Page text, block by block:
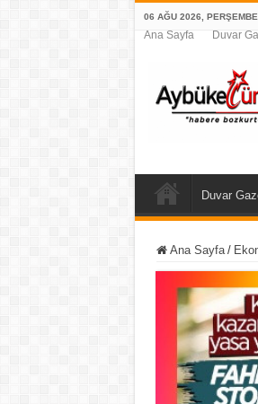
06 AĞU 2026, PERŞEMBE
Ana Sayfa Duvar
Duvar
Ana Sayfa /